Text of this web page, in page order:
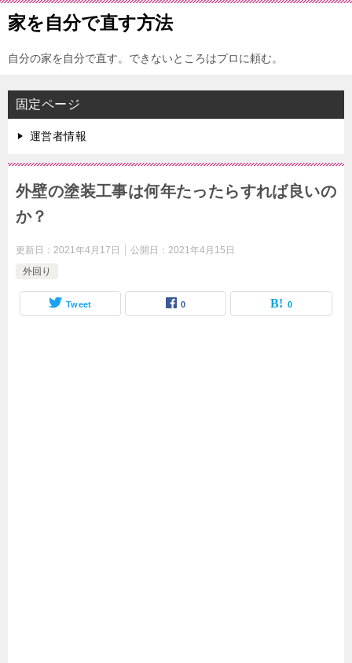
家を自分で直す方法
自分の家を自分で直す。できないところはプロに頼む。
固定ページ
運営者情報
外壁の塗装工事は何年たったらすれば良いの
か？
更新日： 2021年4月17日 公開日： 2021年4月15日
外回り
Tweet 0 0